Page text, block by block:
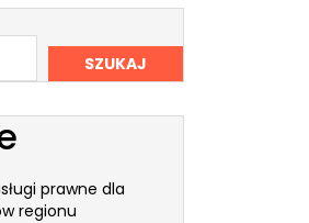
SZUKAJ
prawne dla
regionu